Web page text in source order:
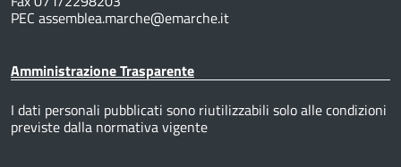
PEC assemblea.marche@emarche.it
Amministrazione Trasparente
I dati personali pubblicati sono riutilizzabili solo alle condizioni
previste dalla normativa vigente